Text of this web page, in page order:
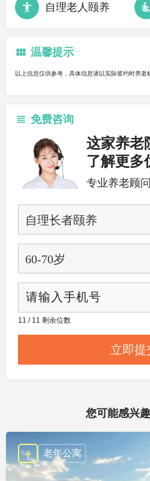
自理老人颐养
温馨提示
以上信息仅供参考，具体信息请以实际签约时养老
免费咨询
这家养老
了解更多
专业养老顾
11 / 11 剩余位数
您可能感兴
老年公寓